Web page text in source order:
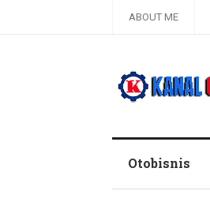
ABOUT ME
Otobisnis